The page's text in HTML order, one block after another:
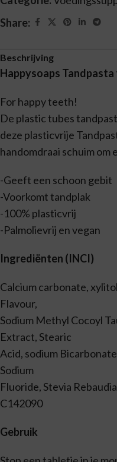
Share:
Beschrijving
Happysoaps
For happy teeth!
De plastic tubes
deze plasticvrije
handomdraai schuim
-Geeft een schoon gebit
-Voorkomt tandplak
-100% plasticvrij
-Palmolievrij en vegan
Ingrediënten (INCI)
Calcium carbonate,
Flavour,
Sodium Methyl Cocoyl
Extract, Stearic
Acid, sodium
Sodium
Fluoride, Stevia
C142090
Gebruik